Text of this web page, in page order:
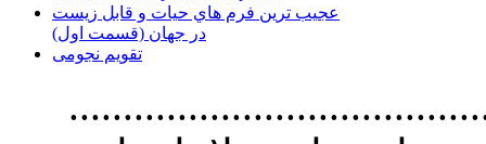
عجیب ترین فرم هاي حيات و قابل زيست
در جهان (قسمت اول)
تقویم نجومی
استفاده از